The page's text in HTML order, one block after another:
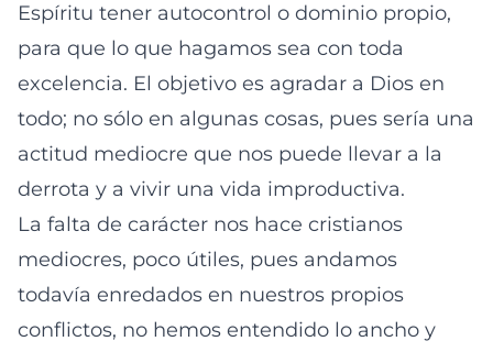
Espíritu tener autocontrol o dominio propio,
para que lo que hagamos sea con toda
excelencia. El objetivo es agradar a Dios en
todo; no sólo en algunas cosas, pues sería una
actitud mediocre que nos puede llevar a la
derrota y a vivir una vida improductiva.
La falta de carácter nos hace cristianos
mediocres, poco útiles, pues andamos
todavía enredados en nuestros propios
conflictos, no hemos entendido lo ancho y